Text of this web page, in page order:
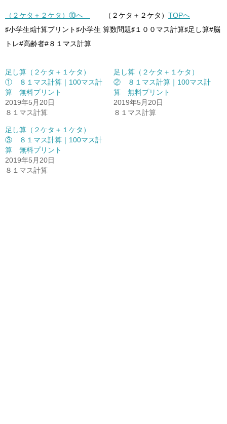
（２ケタ＋２ケタ）⑩へ （２ケタ＋２ケタ） TOPへ
♯小学生♯計算プリント♯小学生 算数問題♯１００マス計算♯足し算#脳
トレ#高齢者#８１マス計算
足し算（２ケタ＋１ケタ）
① ８１マス計算｜100マス計
算 無料プリント
2019年5月20日
８１マス計算
足し算（２ケタ＋１ケタ）
② ８１マス計算｜100マス計
算 無料プリント
2019年5月20日
８１マス計算
足し算（２ケタ＋１ケタ）
③ ８１マス計算｜100マス計
算 無料プリント
2019年5月20日
８１マス計算